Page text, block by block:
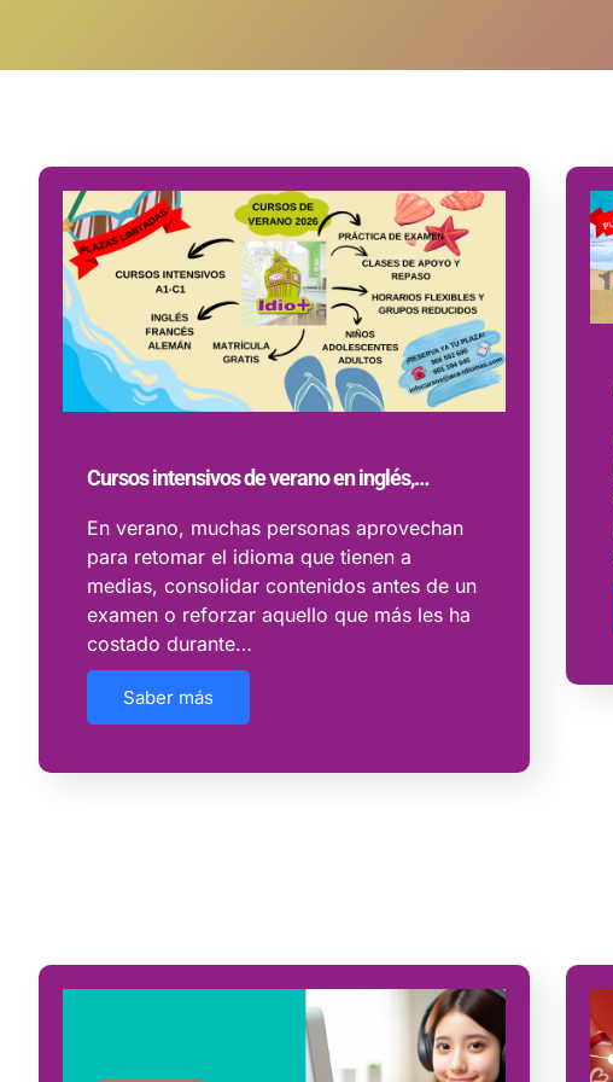
Cursos intensivos de verano en inglés,…
En verano, muchas personas aprovechan
para retomar el idioma que tienen a
medias, consolidar contenidos antes de un
examen o reforzar aquello que más les ha
costado durante…
Saber más